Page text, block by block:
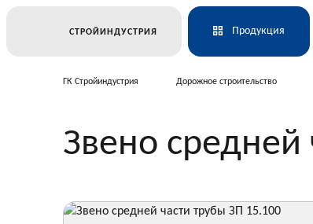
СТРОЙИНДУСТРИЯ Продукция
Электросетевое
Подземные
ГК Стройиндустрия Дорожное строительство
Звено средней